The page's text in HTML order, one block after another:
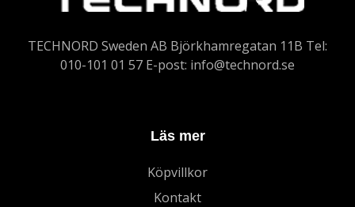
TECHNORD Sweden AB Björkhamregatan 11B Tel:
010-101 01 57 E-post: info@technord.se
Läs mer
Köpvillkor
Kontakt